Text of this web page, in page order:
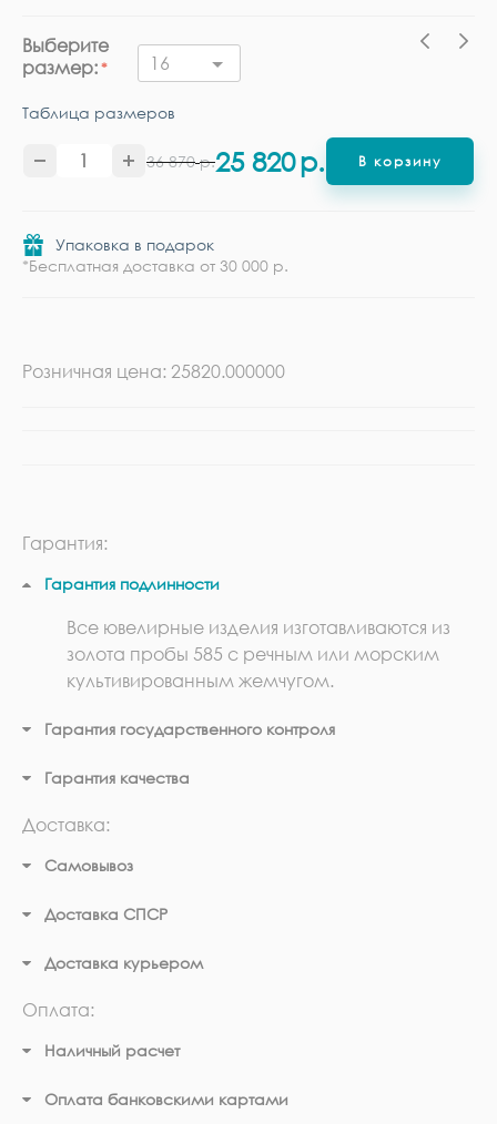
Выберите
размер:
16
Таблица размеров
36 870 р.25 820р. В корзину
Упаковка в подарок
*Бесплатная доставка от 30 000 р.
Розничная цена: 25820.000000
Гарантия:
Гарантия подлинности
Все ювелирные изделия изготавливаются из
золота пробы 585 с речным или морским
культивированным жемчугом.
Гарантия государственного контроля
Гарантия качества
Доставка:
Самовывоз
Доставка СПСР
Доставка курьером
Оплата:
Наличный расчет
Оплата банковскими картами